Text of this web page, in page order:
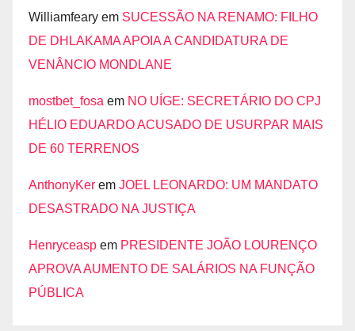
Williamfeary em SUCESSÃO NA RENAMO: FILHO
DE DHLAKAMA APOIA A CANDIDATURA DE
VENÂNCIO MONDLANE
mostbet_fosa em NO UÍGE: SECRETÁRIO DO CPJ
HÉLIO EDUARDO ACUSADO DE USURPAR MAIS
DE 60 TERRENOS
AnthonyKer em JOEL LEONARDO: UM MANDATO
DESASTRADO NA JUSTIÇA
Henryceasp em PRESIDENTE JOÃO LOURENÇO
APROVA AUMENTO DE SALÁRIOS NA FUNÇÃO
PÚBLICA